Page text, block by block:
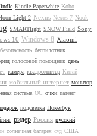
Kindle Paperwhite Kobo
Light 2 Nexus Nexus 7 Nook
SMARTlight SNOW Field Sony
10 Windows 8 Xiaomi
безопасность беспилотник
голосовой помощник день
камера квадрокоптер Китай
мобильный интернет монитор
система ОС очки патент
подсветка Покетбук
ридер Россия русский
солнечная батарея суд США